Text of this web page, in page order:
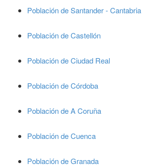
Población de Santander - Cantabria
Población de Castellón
Población de Ciudad Real
Población de Córdoba
Población de A Coruña
Población de Cuenca
Población de Granada